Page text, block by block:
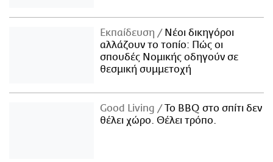
Εκπαίδευση
Νέοι δικηγόροι
αλλάζουν το τοπίο: Πώς οι
σπουδές Νομικής οδηγούν σε
θεσμική συμμετοχή
Good Living
Το BBQ στο σπίτι δεν
θέλει χώρο. Θέλει τρόπο.